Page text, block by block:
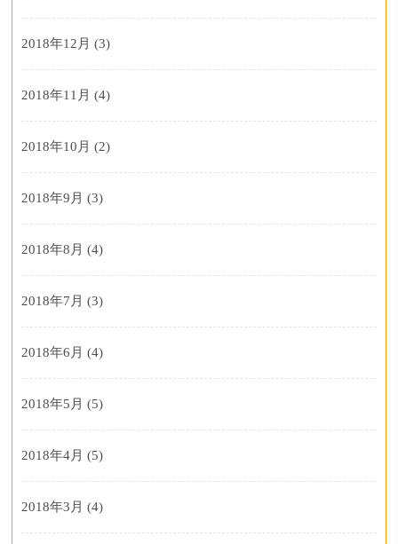
2018年12月 (3)
2018年11月 (4)
2018年10月 (2)
2018年9月 (3)
2018年8月 (4)
2018年7月 (3)
2018年6月 (4)
2018年5月 (5)
2018年4月 (5)
2018年3月 (4)